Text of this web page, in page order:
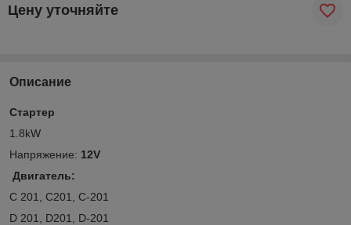
Цену уточняйте
Описание
Стартер
1.8kW
Напряжение: 12V
Двигатель:
C 201, C201, C-201
D 201, D201, D-201